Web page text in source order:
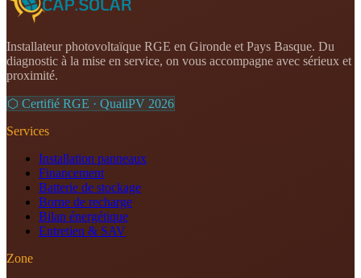
Installateur photovoltaïque RGE en Gironde et Pays Basque. Du
diagnostic à la mise en service, on vous accompagne avec sérieux et
proximité.
⬡ Certifié RGE · QualiPV 2026
Services
Installation panneaux
Financement
Batterie de stockage
Borne de recharge
Bilan énergétique
Entretien & SAV
Zone